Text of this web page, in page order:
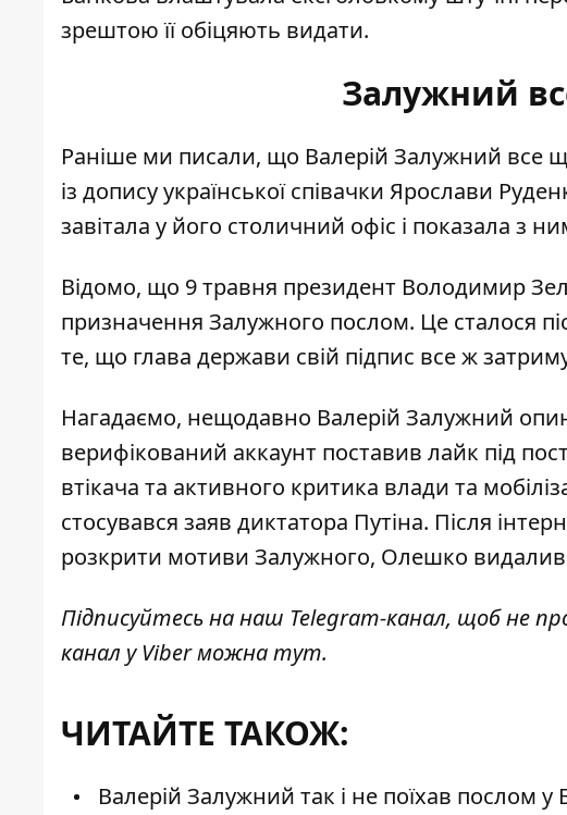
зрештою її обіцяють видати.
Залужний
Раніше ми писали, що Валерій Залужний все
із допису української співачки Ярослави
завітала у його столичний офіс і показала з
Відомо, що 9 травня президент Володимир
призначення Залужного послом. Це сталося
те, що глава держави свій підпис все ж
Нагадаємо, нещодавно Валерій Залужний
верифікований аккаунт поставив лайк під
втікача та активного критика влади та
стосувався заяв диктатора Путіна. Після
розкрити мотиви Залужного, Олешко видалив
Підписуйтесь на наш Telegram-канал, щоб не
канал у Viber можнатут.
ЧИТАЙТЕ ТАКОЖ:
Валерій Залужний так і не поїхав послом